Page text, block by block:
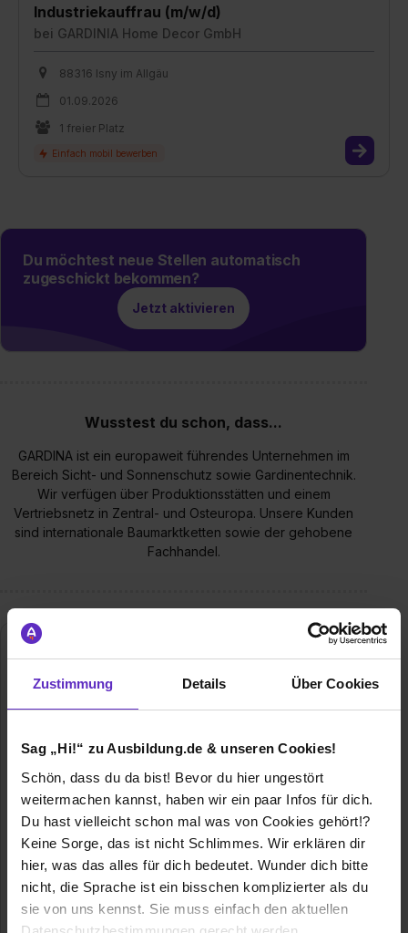
Zustimmung Details Über Cookies
Sag „Hi!“ zu Ausbildung.de & unseren Cookies!
Schön, dass du da bist! Bevor du hier ungestört
weitermachen kannst, haben wir ein paar Infos für dich.
Du hast vielleicht schon mal was von Cookies gehört!?
Keine Sorge, das ist nicht Schlimmes. Wir erklären dir
hier, was das alles für dich bedeutet. Wunder dich bitte
nicht, die Sprache ist ein bisschen komplizierter als du
sie von uns kennst. Sie muss einfach den aktuellen
Industriekauffrau (m/w/d)
bei GARDINIA Home Decor GmbH
88316 Isny im Allgäu
01.09.2026
1 freier Platz
Du möchtest neue Stellen automatisch
zugeschickt bekommen?
Jetzt aktivieren
Wusstest du schon, dass...
GARDINA ist ein europaweit führendes Unternehmen im
Bereich Sicht- und Sonnenschutz sowie Gardinentechnik.
Wir verfügen über Produktionsstätten und einem
Vertriebsnetz in Zentral- und Osteuropa. Unsere Kunden
sind internationale Baumarktketten sowie der gehobene
Fachhandel.
GARDINIA Home Decor GmbH
Neutrauchburger Str. 20
07562/985-122
E-Mail anzeigen
Gründungsjahr 1950